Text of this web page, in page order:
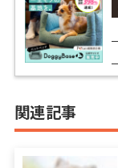
関連記事